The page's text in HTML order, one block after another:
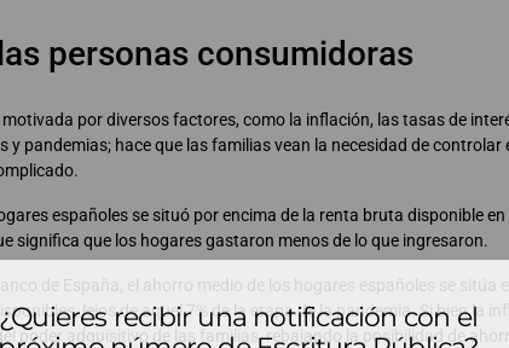
personas consumidoras
por diversos factores, como la inflación, las tasas de
pandemias; hace que las familias vean la necesidad de controlar
españoles se situó por encima de la renta bruta disponible
significa que los hogares gastaron menos de lo que ingresaron.
de España, el ahorro medio de los hogares españoles se sitúa
lejos de aquel 7% de la etapa de la pandemia. Si bien la
poder adquisitivo de las familias, rebajando la posibilidad de
recibir una notificación con el